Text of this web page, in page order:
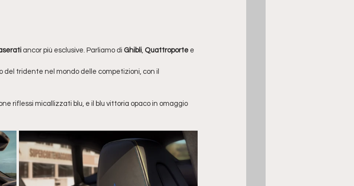
ancor più esclusive. Parliamo di Ghibli Quattroporte e
tridente nel mondo delle competizioni, con il
riflessi micallizzati blu, e il blu vittoria opaco in omaggio